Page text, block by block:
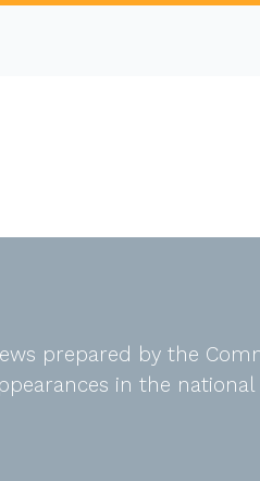
prepared by the
in the